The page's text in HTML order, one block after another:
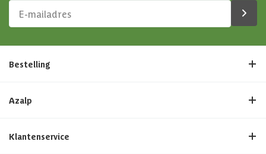
Bestelling
Azalp
Klantenservice